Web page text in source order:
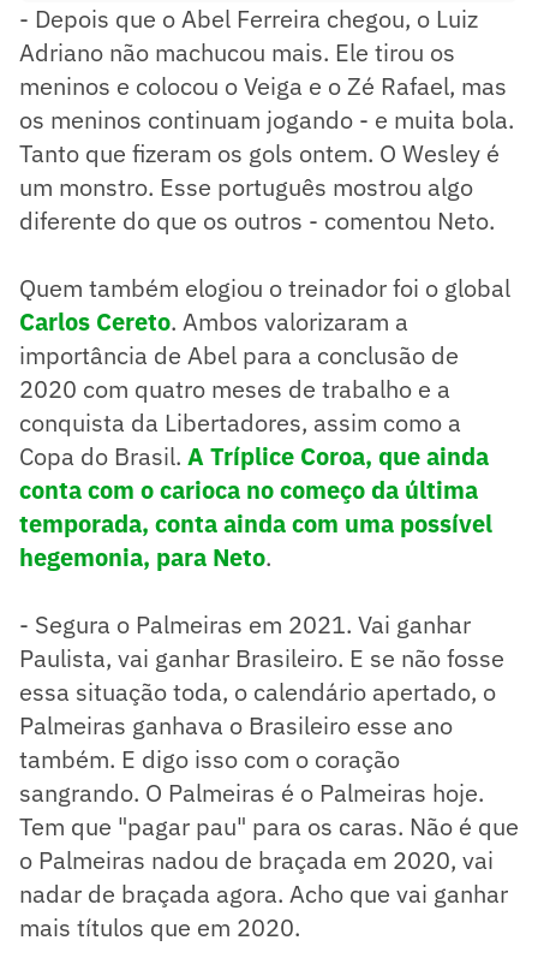
- Depois que o Abel Ferreira chegou, o Luiz
Adriano não machucou mais. Ele tirou os
meninos e colocou o Veiga e o Zé Rafael, mas
os meninos continuam jogando - e muita bola.
Tanto que fizeram os gols ontem. O Wesley é
um monstro. Esse português mostrou algo
diferente do que os outros - comentou Neto.
Quem também elogiou o treinador foi o global
Carlos Cereto. Ambos valorizaram a
importância de Abel para a conclusão de
2020 com quatro meses de trabalho e a
conquista da Libertadores, assim como a
Copa do Brasil. A Tríplice Coroa, que ainda
conta com o carioca no começo da última
temporada, conta ainda com uma possível
hegemonia, para Neto.
- Segura o Palmeiras em 2021. Vai ganhar
Paulista, vai ganhar Brasileiro. E se não fosse
essa situação toda, o calendário apertado, o
Palmeiras ganhava o Brasileiro esse ano
também. E digo isso com o coração
sangrando. O Palmeiras é o Palmeiras hoje.
Tem que "pagar pau" para os caras. Não é que
o Palmeiras nadou de braçada em 2020, vai
nadar de braçada agora. Acho que vai ganhar
mais títulos que em 2020.